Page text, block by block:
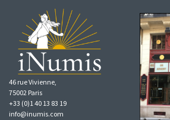
46 rue Vivienne,
75002 Paris
+33 (0)1 40 13 83 19
info@inumis.com